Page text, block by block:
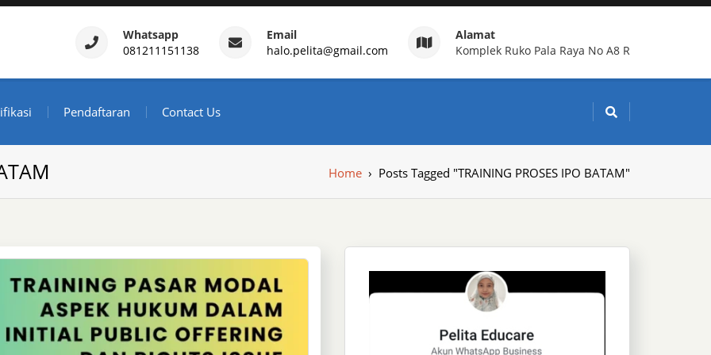
– Daftar Training Indonesia
Whatsapp
081211151138
Email
halo.pelita@gmail.com
Alamat
Komplek Ruko Pala Raya No A8 R
Pendaftaran Contact Us
Home › Posts Tagged "TRAINING PROSES IPO BATAM"